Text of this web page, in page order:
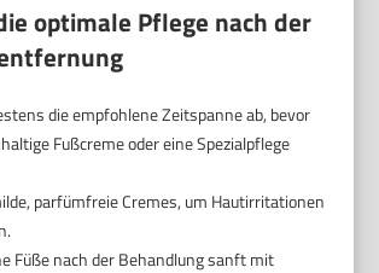
optimale Pflege nach der
die empfohlene Zeitspanne ab, bevor
Fußcreme oder eine Spezialpflege
parfümfreie Cremes, um Hautirritationen
Füße nach der Behandlung sanft mit